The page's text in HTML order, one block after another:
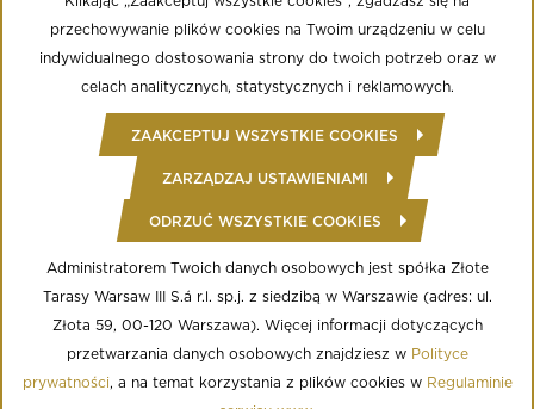
Multikino
poniedziałek - niedziela: 9:00 - do ostatniego seansu
Well Fitness
poniedziałek - niedziela: 24/7
© Copyright 2020 Złote Tarasy
Regulamin Centrum Handlowego
Polityka prywatności
Informacja o przetwarzaniu danych osobowych
Regulamin aplikacji mobilnej
Ustawienia Cookies
przechowywanie plików cookies na Twoim urządzeniu w celu
indywidualnego dostosowania strony do twoich potrzeb oraz w
celach analitycznych, statystycznych i reklamowych.
ZAAKCEPTUJ WSZYSTKIE COOKIES
ZARZĄDZAJ USTAWIENIAMI
ODRZUĆ WSZYSTKIE COOKIES
Administratorem Twoich danych osobowych jest spółka Złote
Tarasy Warsaw III S.á r.l. sp.j. z siedzibą w Warszawie (adres: ul.
Złota 59, 00-120 Warszawa). Więcej informacji dotyczących
przetwarzania danych osobowych znajdziesz w Polityce
prywatności, a na temat korzystania z plików cookies w Regulaminie